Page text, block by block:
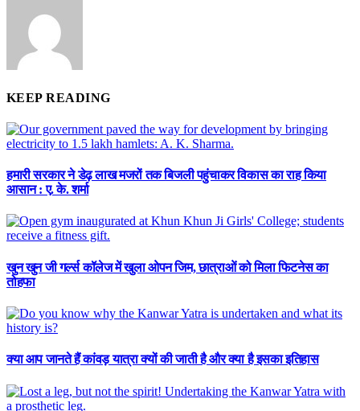
KEEP READING
हमारी सरकार ने डेढ़ लाख मजरों तक बिजली पहुंचाकर विकास का राह किया
आसान : ए. के. शर्मा
खुन खुन जी गर्ल्स कॉलेज में खुला ओपन जिम, छात्राओं को मिला फिटनेस का
तोहफा
क्या आप जानते हैं कांवड़ यात्रा क्यों की जाती है और क्या है इसका इतिहास